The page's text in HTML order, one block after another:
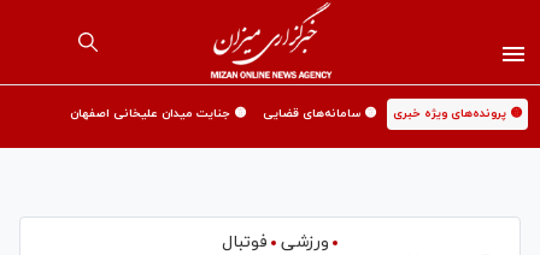
🟡 پرونده‌های ویژه خبری 🟡 سامانه‌های قضایی 🟡 جنایت میدان علیخانی اصفهان
ورزشی
فوتبال